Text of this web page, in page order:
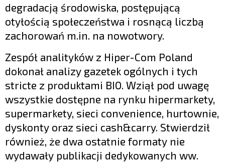
degradacją środowiska, postępującą
otyłością społeczeństwa i rosnącą liczbą
zachorowań m.in. na nowotwory.
Zespół analityków z Hiper-Com Poland
dokonał analizy gazetek ogólnych i tych
stricte z produktami BIO. Wziął pod uwagę
wszystkie dostępne na rynku hipermarkety,
supermarkety, sieci convenience, hurtownie,
dyskonty oraz sieci cash&carry. Stwierdził
również, że dwa ostatnie formaty nie
wydawały publikacji dedykowanych ww.